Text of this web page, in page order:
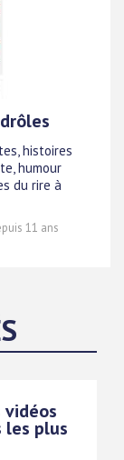
histoires
humour
du rire à
11 ans
vidéos
les plus